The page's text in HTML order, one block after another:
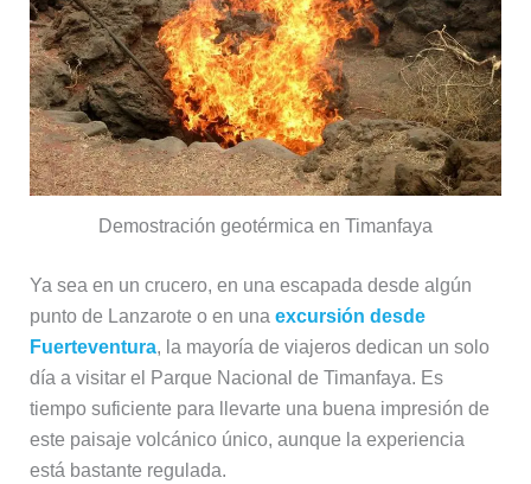
Demostración geotérmica en Timanfaya
Ya sea en un crucero, en una escapada desde algún
punto de Lanzarote o en una excursión desde
Fuerteventura, la mayoría de viajeros dedican un solo
día a visitar el Parque Nacional de Timanfaya. Es
tiempo suficiente para llevarte una buena impresión de
este paisaje volcánico único, aunque la experiencia
está bastante regulada.